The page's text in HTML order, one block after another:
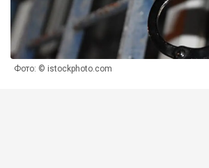
Фото: © istockphoto.com